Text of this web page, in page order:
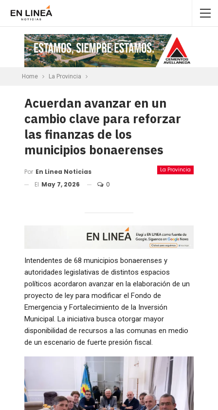
Home La Provincia
Acuerdan avanzar en un
cambio clave para reforzar
las finanzas de los
municipios bonaerenses
La Provincia
Por En Linea Noticias
El May 7, 2026 0
Intendentes de 68 municipios bonaerenses y
autoridades legislativas de distintos espacios
políticos acordaron avanzar en la elaboración de un
proyecto de ley para modificar el Fondo de
Emergencia y Fortalecimiento de la Inversión
Municipal. La iniciativa busca otorgar mayor
disponibilidad de recursos a las comunas en medio
de un escenario de fuerte presión fiscal.